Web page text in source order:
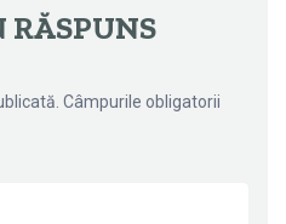
RĂSPUNS
Câmpurile obligatorii